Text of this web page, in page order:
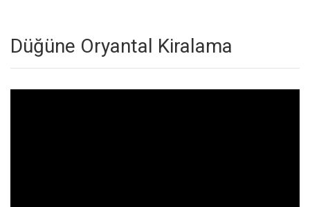
Düğüne Oryantal Kiralama